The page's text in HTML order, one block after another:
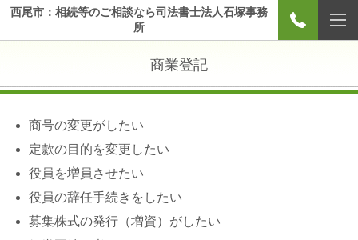
西尾市：相続等のご相談なら司法書士法人石塚事務
所
商業登記
商号の変更がしたい
定款の目的を変更したい
役員を増員させたい
役員の辞任手続きをしたい
募集株式の発行（増資）がしたい